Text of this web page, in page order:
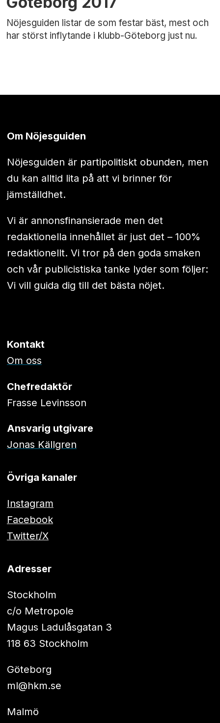
Nöjesguiden listar de som festar bäst, mest och
har störst inflytande i klubb-Göteborg just nu.
Om Nöjesguiden
Nöjesguiden är partipolitiskt obunden, men
du kan alltid lita på att vi brinner för
jämställdhet.
Vi är annonsfinansierade men det
redaktionella innehållet är just det – 100%
redaktionellt. Vi tror på den goda smaken
och vår publicistiska tanke lyder som följer:
Vi vill guida dig till det bästa nöjet.
Kontakt
Om oss
Chefredaktör
Frasse Levinsson
Ansvarig utgivare
Jonas Källgren
Övriga kanaler
Instagram
Facebook
Twitter/X
Adresser
Stockholm
c/o Metropole
Magus Ladulåsgatan 3
118 63 Stockholm
Göteborg
ml@hkm.se
Malmö